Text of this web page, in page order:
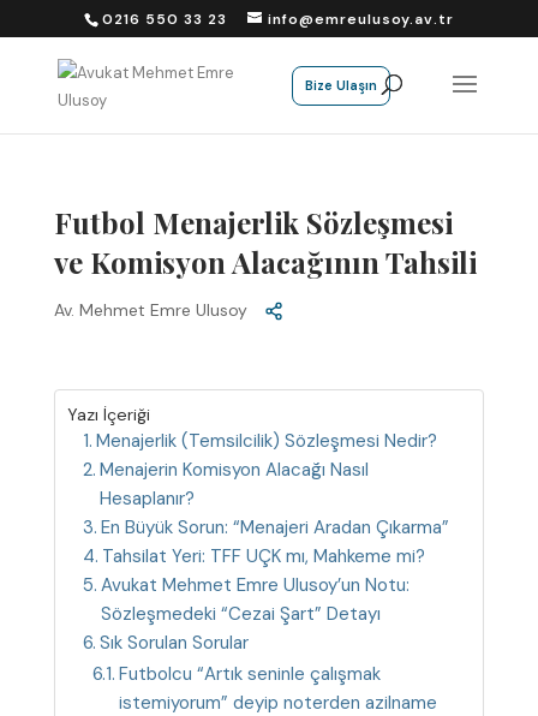
0216 550 33 23 info@emreulusoy.av.tr
Bize Ulaşın
Futbol Menajerlik Sözleşmesi
ve Komisyon Alacağının Tahsili
Av. Mehmet Emre Ulusoy
Yazı İçeriği
Menajerlik (Temsilcilik) Sözleşmesi Nedir?
Menajerin Komisyon Alacağı Nasıl
Hesaplanır?
En Büyük Sorun: “Menajeri Aradan Çıkarma”
Tahsilat Yeri: TFF UÇK mı, Mahkeme mi?
Avukat Mehmet Emre Ulusoy’un Notu:
Sözleşmedeki “Cezai Şart” Detayı
Sık Sorulan Sorular
Futbolcu “Artık seninle çalışmak
istemiyorum” deyip noterden azilname